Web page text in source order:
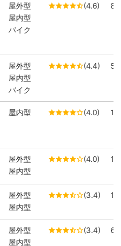
屋外型
屋内型
バイク
(4.6) 8
屋外型
屋内型
バイク
(4.4) 5
屋内型 (4.0) 11
屋外型
屋内型
(4.0) 1
屋外型
屋内型
(3.4) 1
屋外型
屋内型
(3.4) 6